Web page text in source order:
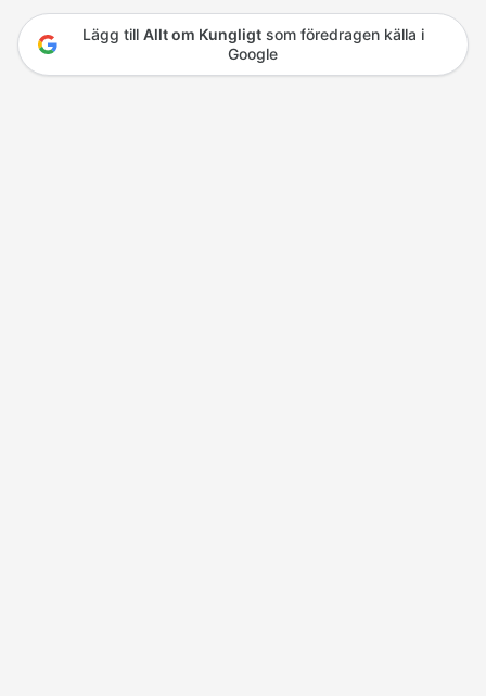
Lägg till Allt om Kungligtsom föredragen källa i
Google